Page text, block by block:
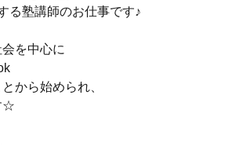
る塾講師のお仕事です♪
を中心に
から始められ、
☆